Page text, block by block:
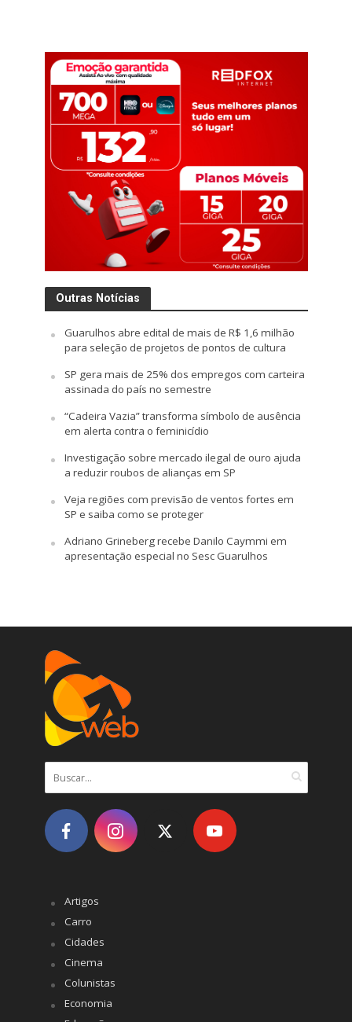
Outras Notícias
Guarulhos abre edital de mais de R$ 1,6 milhão
para seleção de projetos de pontos de cultura
SP gera mais de 25% dos empregos com carteira
assinada do país no semestre
“Cadeira Vazia” transforma símbolo de ausência
em alerta contra o feminicídio
Investigação sobre mercado ilegal de ouro ajuda
a reduzir roubos de alianças em SP
Veja regiões com previsão de ventos fortes em
SP e saiba como se proteger
Adriano Grineberg recebe Danilo Caymmi em
apresentação especial no Sesc Guarulhos
Artigos
Carro
Cidades
Cinema
Colunistas
Economia